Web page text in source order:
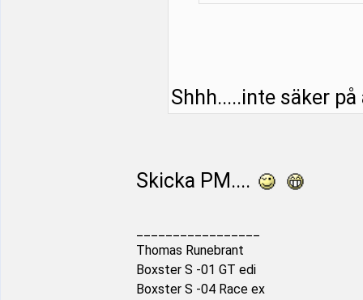
Shhh.....inte säker
Skicka PM....
Thomas Runebrant
Boxster S -01 GT edi
Boxster S -04 Race ex